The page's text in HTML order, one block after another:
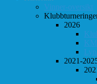
Vinner-oversikt
2026
2021-